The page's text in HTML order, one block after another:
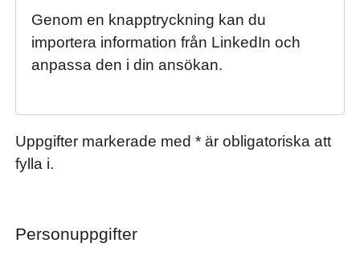
Genom en knapptryckning kan du
importera information från LinkedIn och
anpassa den i din ansökan.
Uppgifter markerade med * är obligatoriska att
fylla i.
Personuppgifter